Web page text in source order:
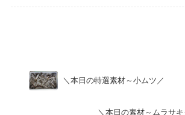
＼本日の特選素材～小ムツ／
＼本日の素材～ムラサキ